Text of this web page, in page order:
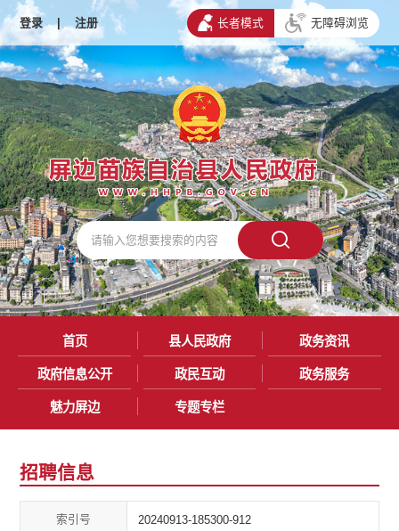
登录 | 注册 长者模式 无障碍浏览
首页 县人民政府 政务资讯
政府信息公开 政民互动 政务服务
魅力屏边 专题专栏
招聘信息
索引号 20240913-185300-912